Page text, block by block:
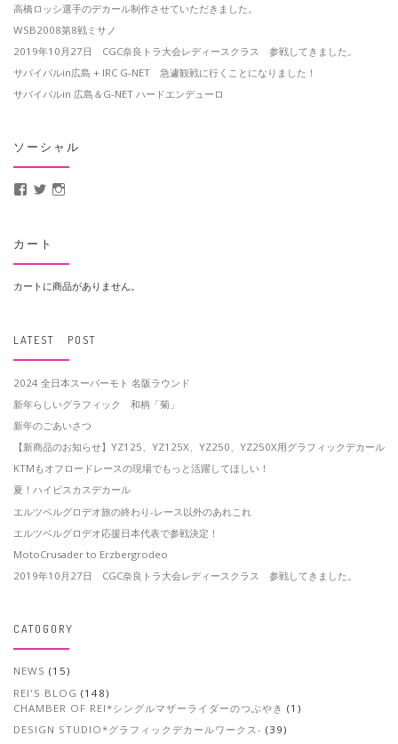
高橋ロッシ選手のデカール制作させていただきました。
WSB2008第8戦ミサノ
2019年10月27日 CGC奈良トラ大会レディースクラス 参戦してきました。
サバイバルin広島 + IRC G-NET 急遽観戦に行くことになりました！
サバイバルin 広島＆G-NET ハードエンデューロ
ソーシャル
MotoCrusader さんのプロフィールを Facebook で表示
@MotoCrusader さんのプロフィールを Twitter で表示
カート
カートに商品がありません。
LATEST POST
2024 全日本スーパーモト 名阪ラウンド
新年らしいグラフィック 和柄「菊」
新年のごあいさつ
【新商品のお知らせ】YZ125、YZ125X、YZ250、YZ250X用グラフィックデカール
KTMもオフロードレースの現場でもっと活躍してほしい！
夏！ハイビスカスデカール
エルツベルグロデオ旅の終わり-レース以外のあれこれ
エルツベルグロデオ応援日本代表で参戦決定！
MotoCrusader to Erzbergrodeo
2019年10月27日 CGC奈良トラ大会レディースクラス 参戦してきました。
CATOGORY
NEWS (15)
REI'S BLOG (148)
CHAMBER OF REI*シングルマザーライダーのつぶやき (1)
DESIGN STUDIO*グラフィックデカールワークス- (39)